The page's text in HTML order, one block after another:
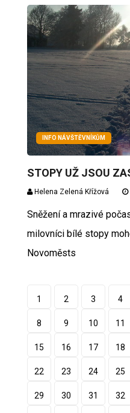
INFO NÁVŠTĚVNÍKŮM
STOPY UŽ JSOU
Helena Zelená Křížová
Sněžení a mrazivé
milovníci bílé stopy
Novoměsts
1 2 3 4
8 9 10 11
15 16 17 18
22 23 24 25
29 30 31 32